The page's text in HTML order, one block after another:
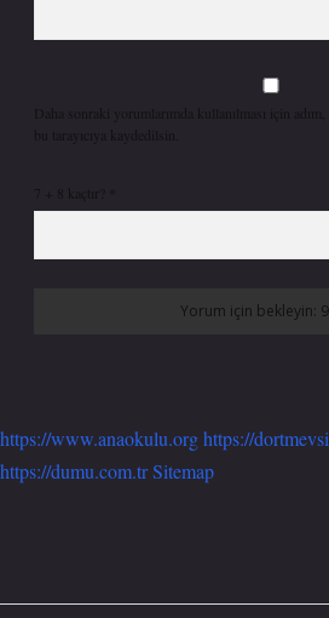
Daha sonraki yorumlarımda kullanılması için
bu tarayıcıya kaydedilsin.
7 + 8 kaçtır?
https://www.anaokulu.orghttps://
https://dumu.com.trSitemap